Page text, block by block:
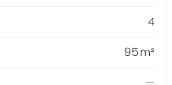
4
95 m²